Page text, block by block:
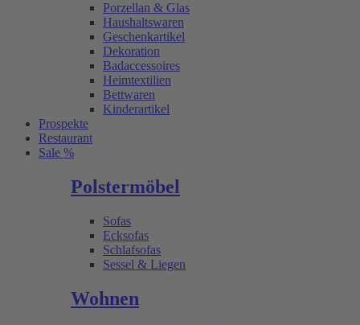
Porzellan & Glas
Haushaltswaren
Geschenkartikel
Dekoration
Badaccessoires
Heimtextilien
Bettwaren
Kinderartikel
Prospekte
Restaurant
Sale %
Polstermöbel
Sofas
Ecksofas
Schlafsofas
Sessel & Liegen
Wohnen